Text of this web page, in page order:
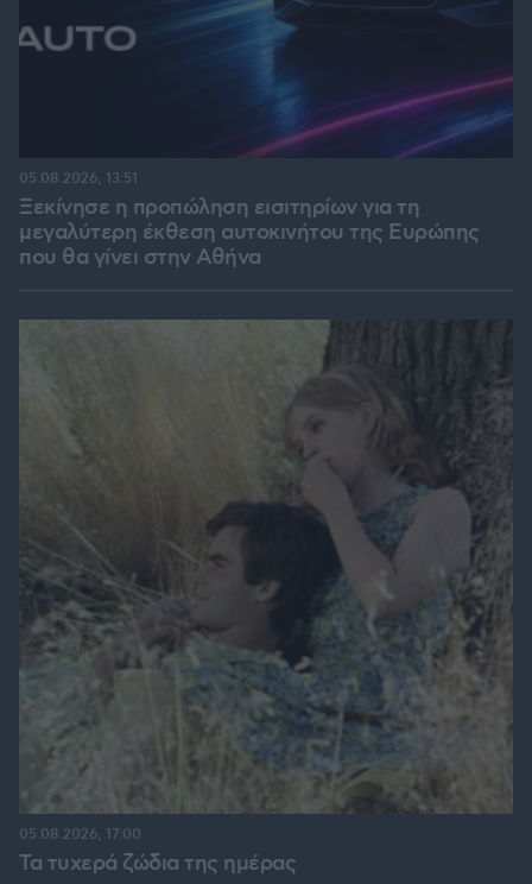
Ξεκίνησε η προπώληση εισιτηρίων για τη
μεγαλύτερη έκθεση αυτοκινήτου της Ευρώπης
που θα γίνει στην Αθήνα
05.08.2026, 13:51
Τα τυχερά ζώδια της ημέρας
05.08.2026, 17:00